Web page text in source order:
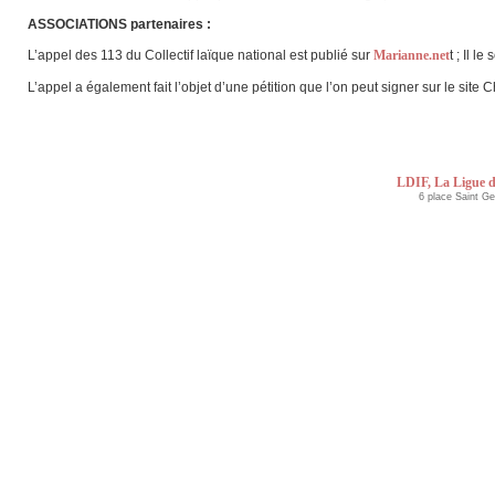
ASSOCIATIONS partenaires :
L’appel des 113 du Collectif laïque national est publié sur Marianne.nett ; Il le
L’appel a également fait l’objet d’une pétition que l’on peut signer sur le site
LDIF, La Ligue
6 place Saint